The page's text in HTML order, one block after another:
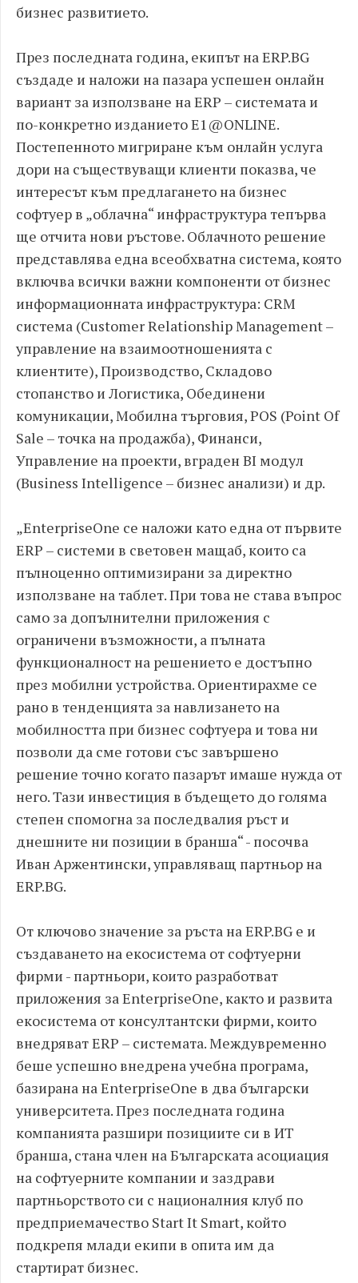
бизнес развитието.
През последнaта година, екипът на ERP.BG
създаде и наложи на пазара успешен онлайн
вариант за използване на ERP – системата и
по-конкретно изданието E1@ONLINE.
Постепенното мигриране към онлайн услуга
дори на съществуващи клиенти показва, че
интересът към предлагането на бизнес
софтуер в „облачна“ инфраструктура тепърва
ще отчита нови ръстове. Облачното решение
представлява една всеобхватна система, която
включва всички важни компоненти от бизнес
информационната инфраструктура: CRM
система (Customer Relationship Management –
управление на взаимоотношенията с
клиентите), Производство, Складово
стопанство и Логистика, Обединени
комуникации, Мобилна търговия, POS (Point Of
Sale – точка на продажба), Финанси,
Управление на проекти, вграден BI модул
(Business Intelligence – бизнес анализи) и др.
„EnterpriseOne се наложи като една от първите
ERP – системи в световен мащаб, които са
пълноценно оптимизирани за директно
използване на таблет. При това не става въпрос
само за допълнителни приложения с
ограничени възможности, а пълната
функционалност на решението е достъпно
през мобилни устройства. Ориентирахме се
рано в тенденцията за навлизането на
мобилността при бизнес софтуера и това ни
позволи да сме готови със завършено
решение точно когато пазарът имаше нужда от
него. Тази инвестиция в бъдещето до голяма
степен спомогна за последвалия ръст и
днешните ни позиции в бранша“ - посочва
Иван Аржентински, управляващ партньор на
ERP.BG.
От ключово значение за ръста на ERP.BG е и
създаването на екосистема от софтуерни
фирми - партньори, които разработват
приложения за EnterpriseOne, както и развита
екосистема от консултантски фирми, които
внедряват ERP – системата. Междувременно
беше успешно внедрена учебна програма,
базирана на EnterpriseOne в два български
университета. През последната година
компанията разшири позициите си в ИТ
бранша, стана член на Българската асоциация
на софтуерните компании и заздрави
партньорството си с националния клуб по
предприемачество Start It Smart, който
подкрепя млади екипи в опита им да
стартират бизнес.